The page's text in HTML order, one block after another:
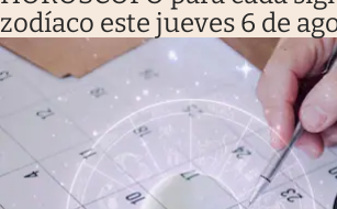
zodíaco este jueves 6 de